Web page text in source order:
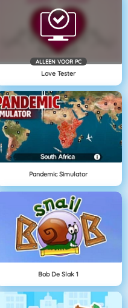
ALLEEN VOOR PC
Love Tester
Pandemic Simulator
Bob De Slak 1